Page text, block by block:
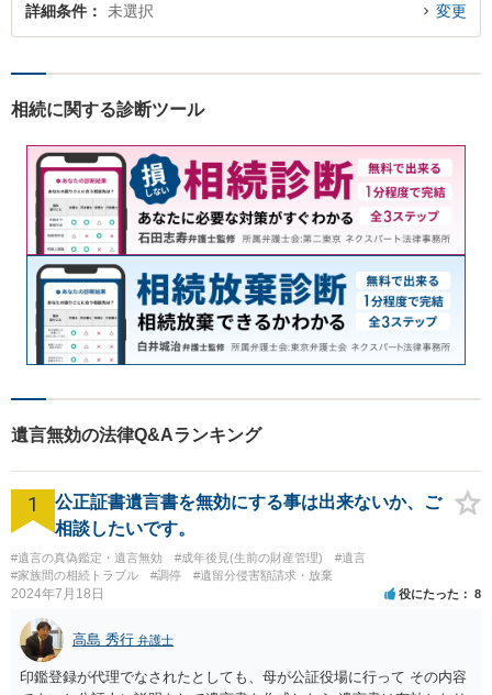
詳細条件 未選択 変更
相続に関する診断ツール
遺言無効の法律Q&Aランキング
1
公正証書遺言書を無効にする事は出来ないか、ご
相談したいです。
#遺言の真偽鑑定・遺言無効 #成年後見(生前の財産管理)
#遺言
#家族間の相続トラブル
#調停 #遺留分侵害額請求・放棄
2024年7月18日 役にたった 8
高島 秀行 弁護士
印鑑登録が代理でなされたとしても、母が公証役場に行って その内容